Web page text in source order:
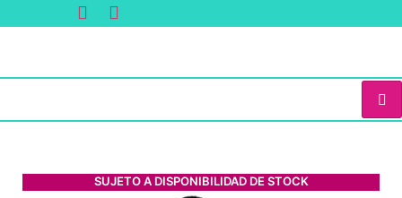
SUJETO A DISPONIBILIDAD DE STOCK